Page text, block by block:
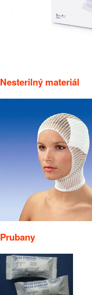
Nesterilný materiál
Prubany